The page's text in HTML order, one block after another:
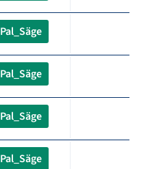
Pal_Säge
Pal_Säge
Pal_Säge
Pal_Säge